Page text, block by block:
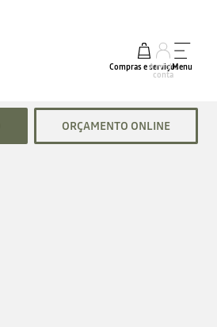
Compras e serviços
A minha
conta
Menu
ORÇAMENTO ONLINE